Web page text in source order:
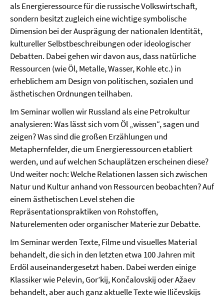
als Energieressource für die russische Volkswirtschaft,
sondern besitzt zugleich eine wichtige symbolische
Dimension bei der Ausprägung der nationalen Identität,
kultureller Selbstbeschreibungen oder ideologischer
Debatten. Dabei gehen wir davon aus, dass natürliche
Ressourcen (wie Öl, Metalle, Wasser, Kohle etc.) in
erheblichem am Design von politischen, sozialen und
ästhetischen Ordnungen teilhaben.
Im Seminar wollen wir Russland als eine Petrokultur
analysieren: Was lässt sich vom Öl „wissen“, sagen und
zeigen? Was sind die großen Erzählungen und
Metaphernfelder, die um Energieressourcen etabliert
werden, und auf welchen Schauplätzen erscheinen diese?
Und weiter noch: Welche Relationen lassen sich zwischen
Natur und Kultur anhand von Ressourcen beobachten? Auf
einem ästhetischen Level stehen die
Repräsentationspraktiken von Rohstoffen,
Naturelementen oder organischer Materie zur Debatte.
Im Seminar werden Texte, Filme und visuelles Material
behandelt, die sich in den letzten etwa 100 Jahren mit
Erdöl auseinandergesetzt haben. Dabei werden einige
Klassiker wie Pelevin, Gor’kij, Končalovskij oder Ažaev
behandelt, aber auch ganz aktuelle Texte wie Iličevskijs